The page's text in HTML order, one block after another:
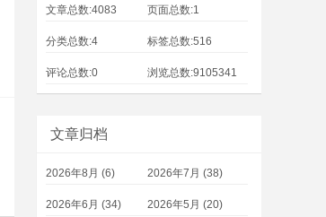
文章总数:4083 页面总数:1
分类总数:4 标签总数:516
评论总数:0 浏览总数:9105341
文章归档
2026年8月 (6) 2026年7月 (38)
2026年6月 (34) 2026年5月 (20)